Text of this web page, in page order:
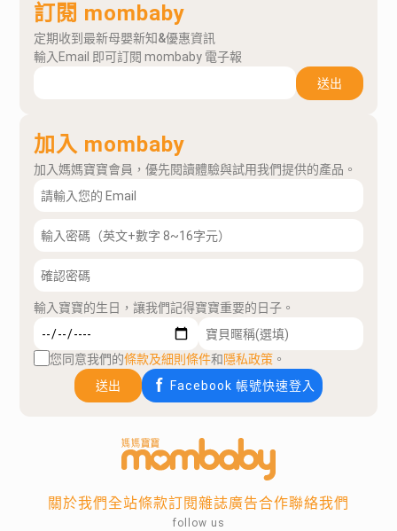
訂閱 mombaby
定期收到最新母嬰新知&優惠資訊
輸入Email 即可訂閱 mombaby 電子報
送出
加入 mombaby
加入媽媽寶寶會員，優先閱讀體驗與試用我們提供的產品。
輸入寶寶的生日，讓我們記得寶寶重要的日子。
您同意我們的條款及細則條件和隱私政策 。
送出
Facebook 帳號快速登入
關於我們全站條款訂閱雜誌廣告合作聯絡我們
follow us